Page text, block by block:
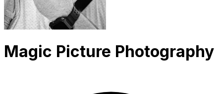
Magic Picture Photography